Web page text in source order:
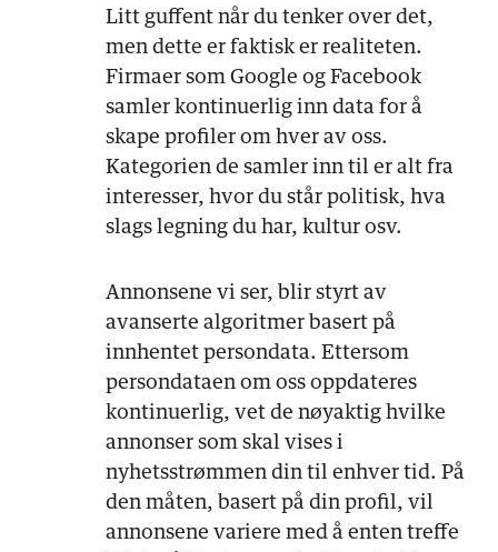
Litt guffent når du tenker over det,
men dette er faktisk er realiteten.
Firmaer som Google og Facebook
samler kontinuerlig inn data for å
skape profiler om hver av oss.
Kategorien de samler inn til er alt fra
interesser, hvor du står politisk, hva
slags legning du har, kultur osv.
Annonsene vi ser, blir styrt av
avanserte algoritmer basert på
innhentet persondata. Ettersom
persondataen om oss oppdateres
kontinuerlig, vet de nøyaktig hvilke
annonser som skal vises i
nyhetsstrømmen din til enhver tid. På
den måten, basert på din profil, vil
annonsene variere med å enten treffe